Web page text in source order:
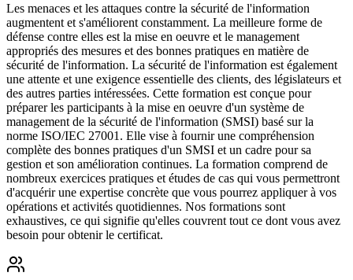
Les menaces et les attaques contre la sécurité de l'information
augmentent et s'améliorent constamment. La meilleure forme de
défense contre elles est la mise en oeuvre et le management
appropriés des mesures et des bonnes pratiques en matière de
sécurité de l'information. La sécurité de l'information est également
une attente et une exigence essentielle des clients, des législateurs et
des autres parties intéressées. Cette formation est conçue pour
préparer les participants à la mise en oeuvre d'un système de
management de la sécurité de l'information (SMSI) basé sur la
norme ISO/IEC 27001. Elle vise à fournir une compréhension
complète des bonnes pratiques d'un SMSI et un cadre pour sa
gestion et son amélioration continues. La formation comprend de
nombreux exercices pratiques et études de cas qui vous permettront
d'acquérir une expertise concrète que vous pourrez appliquer à vos
opérations et activités quotidiennes. Nos formations sont
exhaustives, ce qui signifie qu'elles couvrent tout ce dont vous avez
besoin pour obtenir le certificat.